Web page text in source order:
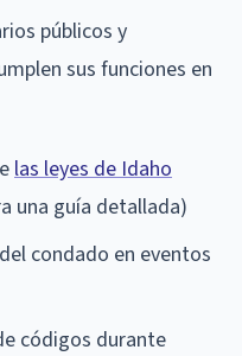
públicos y
sus funciones en
las leyes de Idaho
una guía detallada)
condado en eventos
códigos durante